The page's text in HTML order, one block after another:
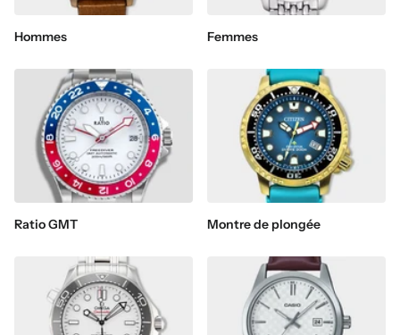
Hommes Femmes
Ratio GMT Montre de plongée